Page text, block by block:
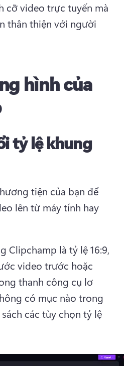
cỡ video trực tuyến mà
thân thiện với người
hình của
tỷ lệ khung
tiện của bạn để
lên từ máy tính hay
Clipchamp là tỷ lệ 16:9,
video trước hoặc
thanh công cụ lơ
có mục nào trong
các tùy chọn tỷ lệ